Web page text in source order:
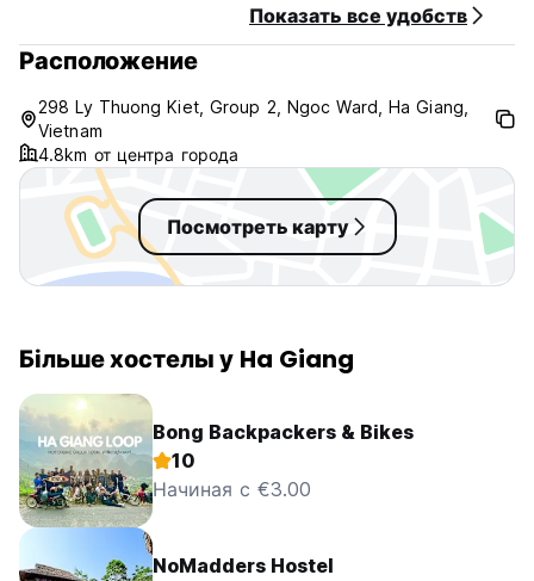
Показать все удобств
Расположение
298 Ly Thuong Kiet, Group 2, Ngoc Ward, Ha Giang,
Vietnam
4.8km от центра города
Посмотреть карту
Більше хостелы у Ha Giang
Bong Backpackers & Bikes
10
Начиная с €3.00
NoMadders Hostel